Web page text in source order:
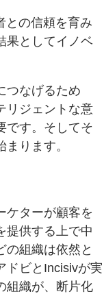
との信頼を育み
果としてイノベ
つなげるため
リジェントな意
です。そしてそ
ります。
ケターが顧客を
提供する上で中
の組織は依然と
ドビとIncisivが実
組織が、断片化